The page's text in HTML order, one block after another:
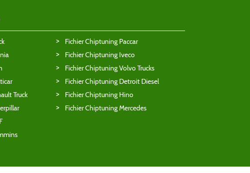
Truck
Fichier Chiptuning Paccar
Fichier Chiptuning Iveco
Fichier Chiptuning Volvo Trucks
Fichier Chiptuning Detroit Diesel
Fichier Chiptuning Hino
Fichier Chiptuning Mercedes